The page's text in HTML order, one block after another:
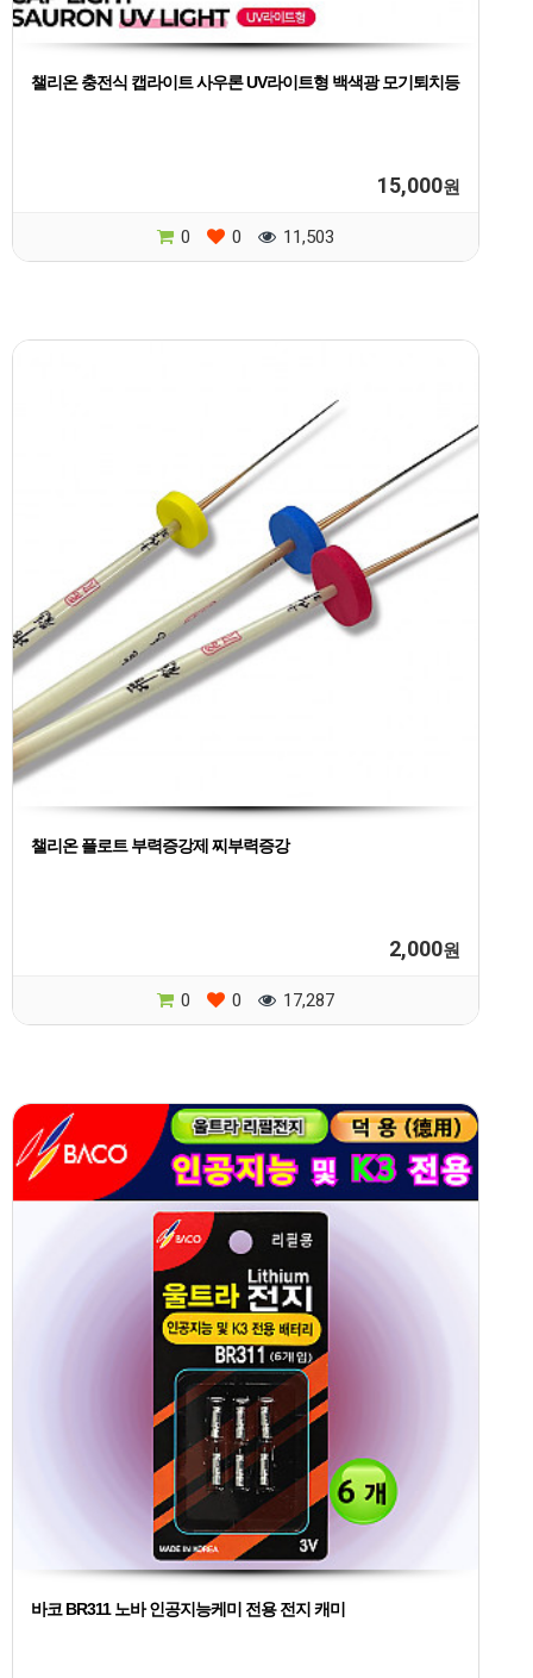
챌리온 충전식 캡라이트 사우론 UV라이트형 백색광 모기퇴치등
15,000원
0 0 11,503
챌리온 플로트 부력증강제 찌부력증강
2,000원
0 0 17,287
바코 BR311 노바 인공지능케미 전용 전지 캐미